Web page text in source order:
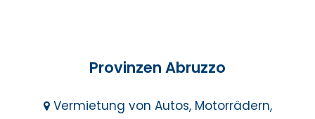
Provinzen Abruzzo
Vermietung von Autos, Motorrädern,